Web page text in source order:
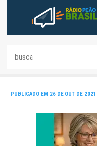
PUBLICADO EM 26 DE OUT DE 2021